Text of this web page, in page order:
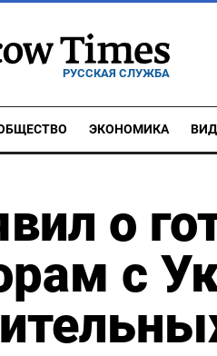
РУССКАЯ СЛУЖБА
ЭКОНОМИКА
о
с